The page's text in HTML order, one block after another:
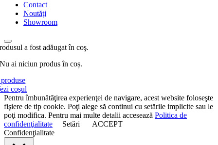
Contact
Noutăţi
Showroom
a fost adăugat în coş.
Nu ai niciun produs în coș.
coşul
Pentru îmbunătăţirea experienţei de navigare, acest website foloseşte
fişiere de tip cookie. Poţi alege să continui cu setările implicite sau le
poţi modifica. Pentru mai multe detalii accesează Politica de
confidenţialitate
Setări
ACCEPT
Confidenţialitate